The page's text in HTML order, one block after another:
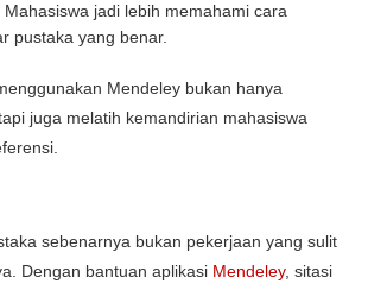
Mahasiswa jadi lebih memahami cara
pustaka yang benar.
Mendeley bukan hanya
juga melatih kemandirian mahasiswa
sebenarnya bukan pekerjaan yang sulit
Dengan bantuan aplikasi Mendeley, sitasi